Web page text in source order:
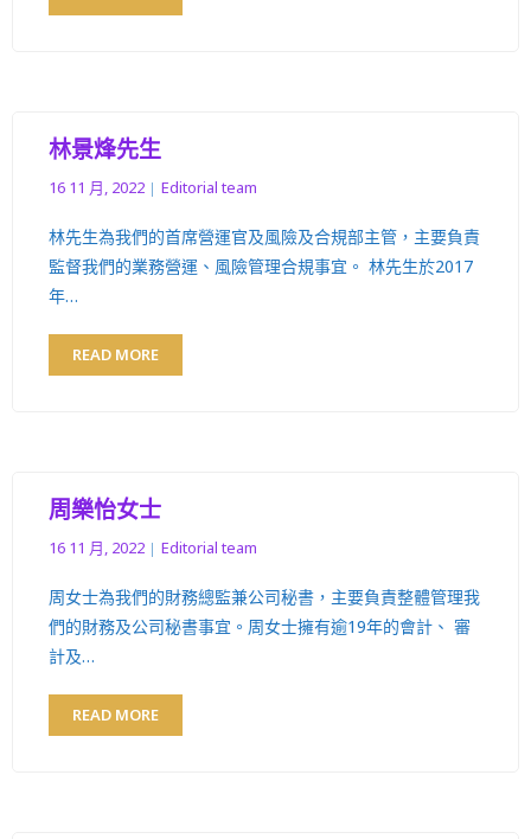
林景烽先生
16 11 月, 2022 Editorial team
林先生為我們的首席營運官及風險及合規部主管，主要負責
監督我們的業務營運、風險管理合規事宜。 林先生於2017
年…
READ MORE
周樂怡女士
16 11 月, 2022 Editorial team
周女士為我們的財務總監兼公司秘書，主要負責整體管理我
們的財務及公司秘書事宜。周女士擁有逾19年的會計、 審
計及…
READ MORE